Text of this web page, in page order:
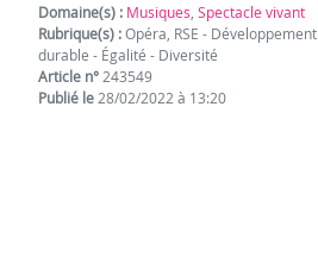
Domaine(s) : Musiques,Spectacle vivant
Rubrique(s) :Opéra, RSE - Développement
durable - Égalité - Diversité
Article n°243549
Publié le28/02/2022 à 13:20